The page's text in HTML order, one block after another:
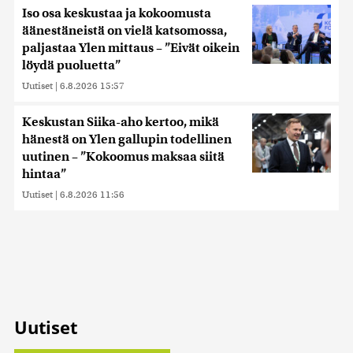
Iso osa keskustaa ja kokoomusta
äänestäneistä on vielä katsomossa,
paljastaa Ylen mittaus – ”Eivät oikein
löydä puoluetta”
Uutiset | 6.8.2026 15:57
Keskustan Siika-aho kertoo, mikä
hänestä on Ylen gallupin todellinen
uutinen – ”Kokoomus maksaa siitä
hintaa”
Uutiset | 6.8.2026 11:56
Uutiset